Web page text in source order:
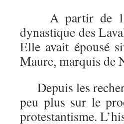
A partir de
dynastique des
Elle avait épousé
Maure, marquis de
Depuis les
peu plus sur le
protestantisme.